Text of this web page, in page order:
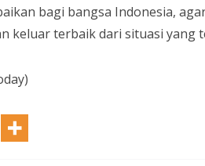
bagi bangsa Indonesia,
keluar terbaik dari situasi yang